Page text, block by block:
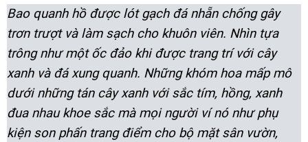
Bao quanh hồ được lót gạch đá nhẵn chống gây
trơn trượt và làm sạch cho khuôn viên. Nhìn tựa
trông như một ốc đảo khi được trang trí với cây
xanh và đá xung quanh. Những khóm hoa mấp mô
dưới những tán cây xanh với sắc tím, hồng, xanh
đua nhau khoe sắc mà mọi người ví nó như phụ
kiện son phấn trang điểm cho bộ mặt sân vườn,